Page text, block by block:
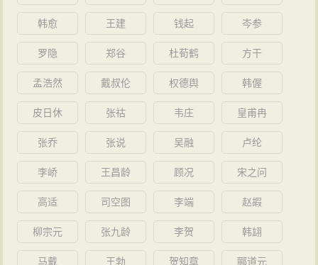
识分子中有15名在《元史》中有所记录，他们对保存中
原文化方面起到了很大的作用。
最后便是那饱受争议的1252年，晚年的元好问觐见
逢迎。但自金灭亡后，元好问并未出任元朝任何官职，
一介布衣又何需趋炎附势！有人认为这是某种策略，意
不无道理，但我更多的倾向于元好问的感情变化占了主
导地位，当然，情感的变化并不等于变节！金朝时，元
韩愈 王建 钱起 岑参
罗隐 郑谷 杜荀鹤 方干
孟浩然 戴叔伦 权德舆 韩偓
皮日休 张祜 韦庄 皇甫冉
张乔 张说 吴融 卢纶
李峤 王昌龄 顾况 宋之问
高适 司空图 李端 赵嘏
柳宗元 张九龄 李贺 韩翃
马戴 王勃 贺知章 郦道元